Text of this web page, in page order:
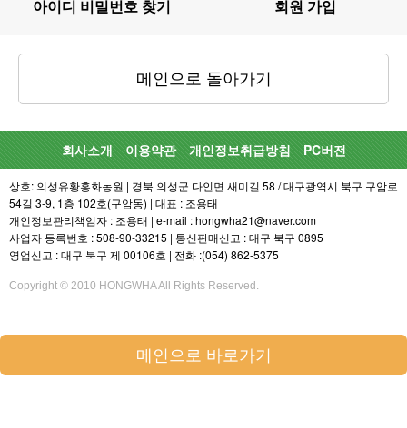
아이디 비밀번호 찾기 회원 가입
메인으로 돌아가기
회사소개 이용약관 개인정보취급방침 PC버전
상호: 의성유황홍화농원 | 경북 의성군 다인면 새미길 58 / 대구광역시 북구 구암로
54길 3-9, 1층 102호(구암동) | 대표 : 조용태
개인정보관리책임자 : 조용태 | e-mail : hongwha21@naver.com
사업자 등록번호 : 508-90-33215 | 통신판매신고 : 대구 북구 0895
영업신고 : 대구 북구 제 00106호 | 전화 :(054) 862-5375
Copyright © 2010 HONGWHA All Rights Reserved.
메인으로 바로가기